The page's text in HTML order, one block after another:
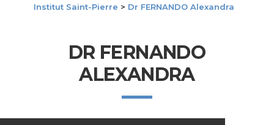
Institut Saint-Pierre > Dr FERNANDO Alexandra
DR FERNANDO
ALEXANDRA